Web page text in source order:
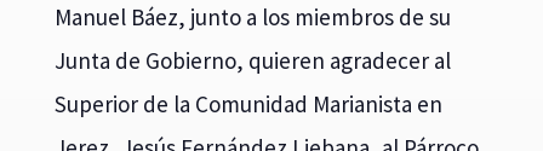
Manuel Báez, junto a los miembros de su
Junta de Gobierno, quieren agradecer al
Superior de la Comunidad Marianista en